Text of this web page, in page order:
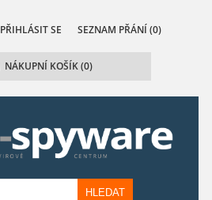
PŘIHLÁSIT SE SEZNAM PŘÁNÍ (0)
NÁKUPNÍ KOŠÍK(0)
HLEDAT